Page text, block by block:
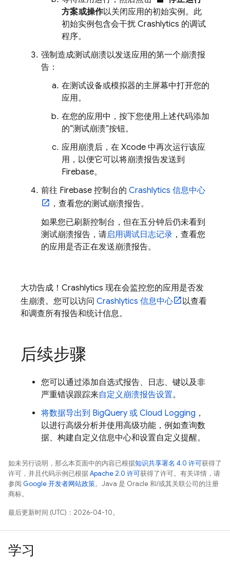
方案或操作以关闭应用的初始实例。此
初始实例包含会干扰 Crashlytics 的调试
程序。
强制造成测试崩溃以发送应用的第一个崩溃报
告：
在测试设备或模拟器的主屏幕中打开您的
应用。
在您的应用中，按下您使用上述代码添加
的“测试崩溃”按钮。
应用崩溃后，在 Xcode 中再次运行该应
用，以便它可以将崩溃报告发送到
Firebase。
前往 Firebase 控制台的 Crashlytics 信息中心
，查看您的测试崩溃报告。
如果您已刷新控制台，但在五分钟后仍未看到
测试崩溃报告，请启用调试日志记录 ，查看您
的应用是否正在发送崩溃报告。
大功告成！ Crashlytics 现在会监控您的应用是否发
生崩溃。您可以访问 Crashlytics 信息中心
以查看
和调查所有报告和统计信息。
后续步骤
您可以通过添加自选式报告、日志、键以及非
严重错误跟踪来自定义崩溃报告设置。
将数据导出到 BigQuery 或 Cloud Logging ，
以进行高级分析并使用高级功能，例如查询数
据、构建自定义信息中心和设置自定义提醒。
如未另行说明，那么本页面中的内容已根据知识共享署名 4.0 许可获得了
许可，并且代码示例已根据Apache 2.0 许可获得了许可。有关详情，请
参阅 Google 开发者网站政策。Java 是 Oracle 和/或其关联公司的注册
商标。
最后更新时间 (UTC)：2026-04-10。
学习